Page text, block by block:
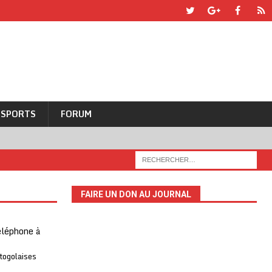
SPORTS FORUM
à
FAIRE UN DON AU JOURNAL